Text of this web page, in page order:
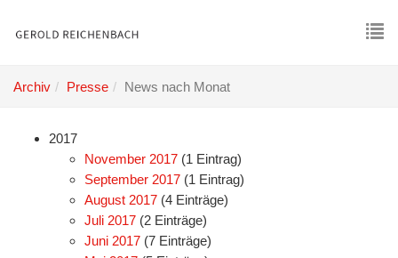
Archiv Presse News nach Monat
2017
November 2017 (1 Eintrag)
September 2017 (1 Eintrag)
August 2017 (4 Einträge)
Juli 2017 (2 Einträge)
Juni 2017 (7 Einträge)